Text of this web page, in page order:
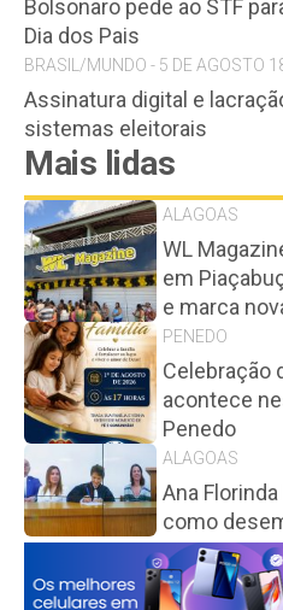
Bolsonaro pede ao STF
Dia dos Pais
BRASIL/MUNDO - 5 DE AGOSTO
Assinatura digital e
sistemas eleitorais
Mais lidas
ALAGOAS
WL
em
e marca
PENEDO
Celebração
acontece
Penedo
ALAGOAS
Ana
como